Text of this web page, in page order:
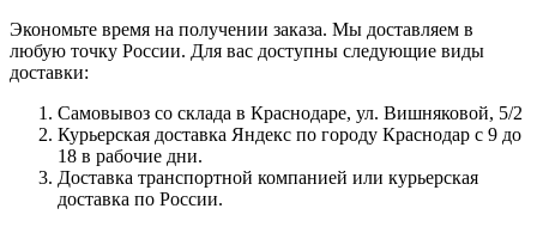
Экономьте время на получении заказа. Мы доставляем в
любую точку России. Для вас доступны следующие виды
доставки:
Самовывоз со склада в Краснодаре, ул. Вишняковой, 5/2
Курьерская доставка Яндекс по городу Краснодар с 9 до
18 в рабочие дни.
Доставка транспортной компанией или курьерская
доставка по России.